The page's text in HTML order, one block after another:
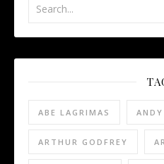
ABE LAGRIMAS
ARTHUR GODFREY